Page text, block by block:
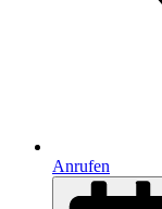
Anrufen